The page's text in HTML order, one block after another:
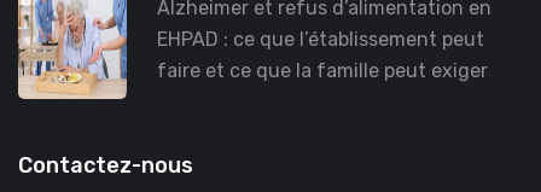
Alzheimer et refus d’alimentation en
EHPAD : ce que l’établissement peut
faire et ce que la famille peut exiger
Contactez-nous